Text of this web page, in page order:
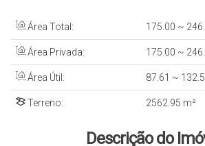
Área Total: 175 .00 ~ 246
Área Privada: 175 .00 ~ 246
Área Útil: 87 .61 ~ 132
Terreno: 2562 .95 m²
Descrição do